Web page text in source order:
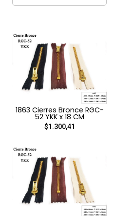
1863 Cierres Bronce RGC-
52 YKK x 18 CM
$1.300,41